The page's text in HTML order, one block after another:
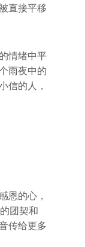
直接平移
情绪中平
雨夜中的
信的人，
恩的心，
团契和
传给更多